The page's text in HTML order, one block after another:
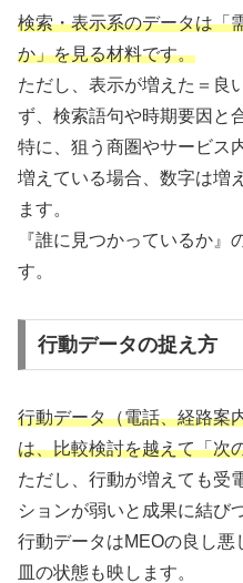
検索・表示系のデータは「
か」を見る材料です。
ただし、表示が増えた＝良
ず、検索語句や時期要因と
特に、狙う商圏やサービス
増えている場合、数字は増
ます。
『誰に見つかっているか
す。
行動データの捉え方
行動データ（電話、経路案
は、比較検討を越えて「次
ただし、行動が増えても受
ションが弱いと成果に結び
行動データはMEOの良し
皿の状態も映します。